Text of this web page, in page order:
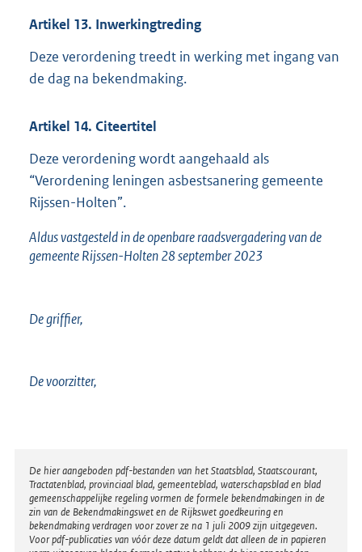
Artikel 13. Inwerkingtreding
Deze verordening treedt in werking met ingang van
de dag na bekendmaking.
Artikel 14. Citeertitel
Deze verordening wordt aangehaald als
“Verordening leningen asbestsanering gemeente
Rijssen-Holten”.
Aldus vastgesteld in de openbare raadsvergadering van de
gemeente Rijssen-Holten 28 september 2023
De griffier,
De voorzitter,
Disclaimer
De hier aangeboden pdf-bestanden van het Staatsblad, Staatscourant,
Tractatenblad, provinciaal blad, gemeenteblad, waterschapsblad en blad
gemeenschappelijke regeling vormen de formele bekendmakingen in de
zin van de Bekendmakingswet en de Rijkswet goedkeuring en
bekendmaking verdragen voor zover ze na 1 juli 2009 zijn uitgegeven.
Voor pdf-publicaties van vóór deze datum geldt dat alleen de in papieren